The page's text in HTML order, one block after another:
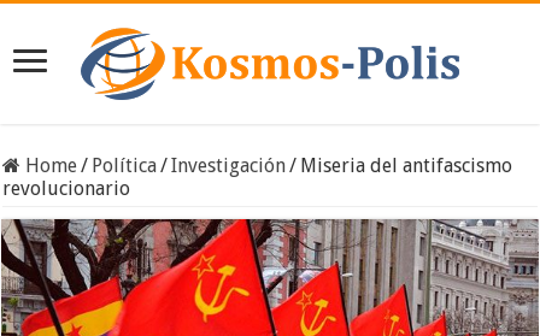
Home/ Política/Investigación/ Miseria del antifascismo
revolucionario